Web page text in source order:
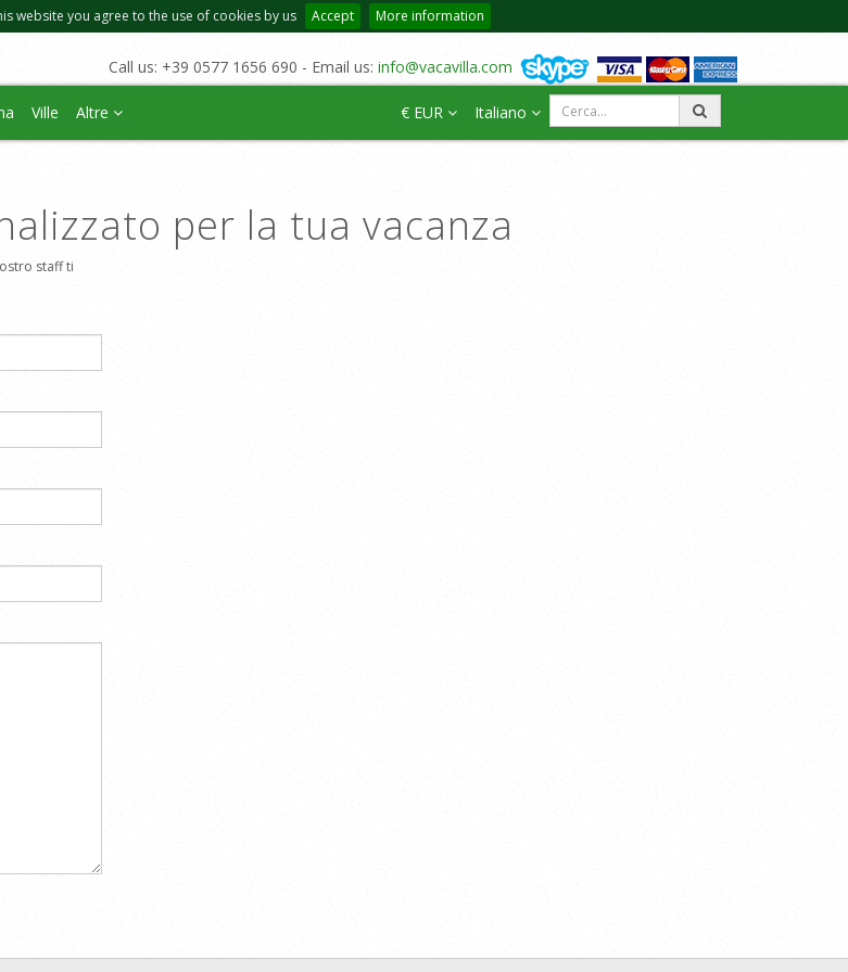
website you agree to the use of cookies by us Accept More information
Call us: +39 0577 1656 690 - Email us: info@vacavilla.com
Ville Altre € EUR Italiano
per la tua vacanza
staff ti